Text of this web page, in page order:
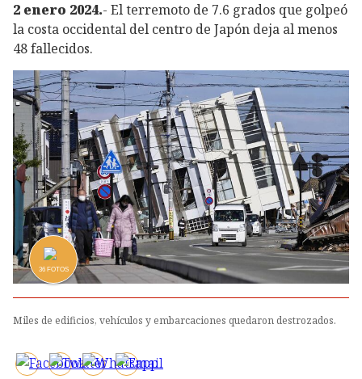
2 enero 2024.- El terremoto de 7.6 grados que golpeó
la costa occidental del centro de Japón deja al menos
48 fallecidos.
36FOTOS
Miles de edificios, vehículos y embarcaciones quedaron destrozados.